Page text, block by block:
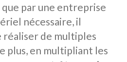
par une entreprise
nécessaire, il
de multiples
plus, en multipliant les